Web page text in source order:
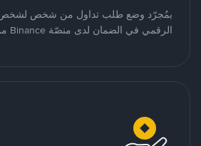
بمُجرّد وضع طلب تداول من شخص
الرقمي في الضمان لدى منصّة Binance من شخص لشخص.